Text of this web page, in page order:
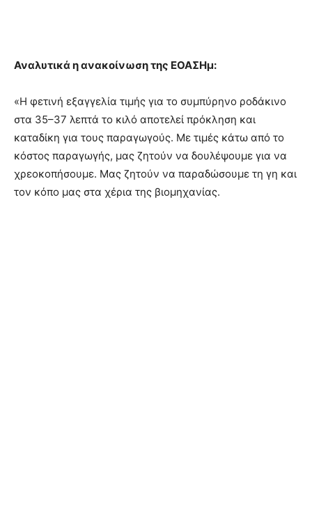
Αναλυτικά η ανακοίνωση της ΕΟΑΣΗμ:
«Η φετινή εξαγγελία τιμής για το συμπύρηνο ροδάκινο
στα 35–37 λεπτά το κιλό αποτελεί πρόκληση και
καταδίκη για τους παραγωγούς. Με τιμές κάτω από το
κόστος παραγωγής, μας ζητούν να δουλέψουμε για να
χρεοκοπήσουμε. Μας ζητούν να παραδώσουμε τη γη και
τον κόπο μας στα χέρια της βιομηχανίας.